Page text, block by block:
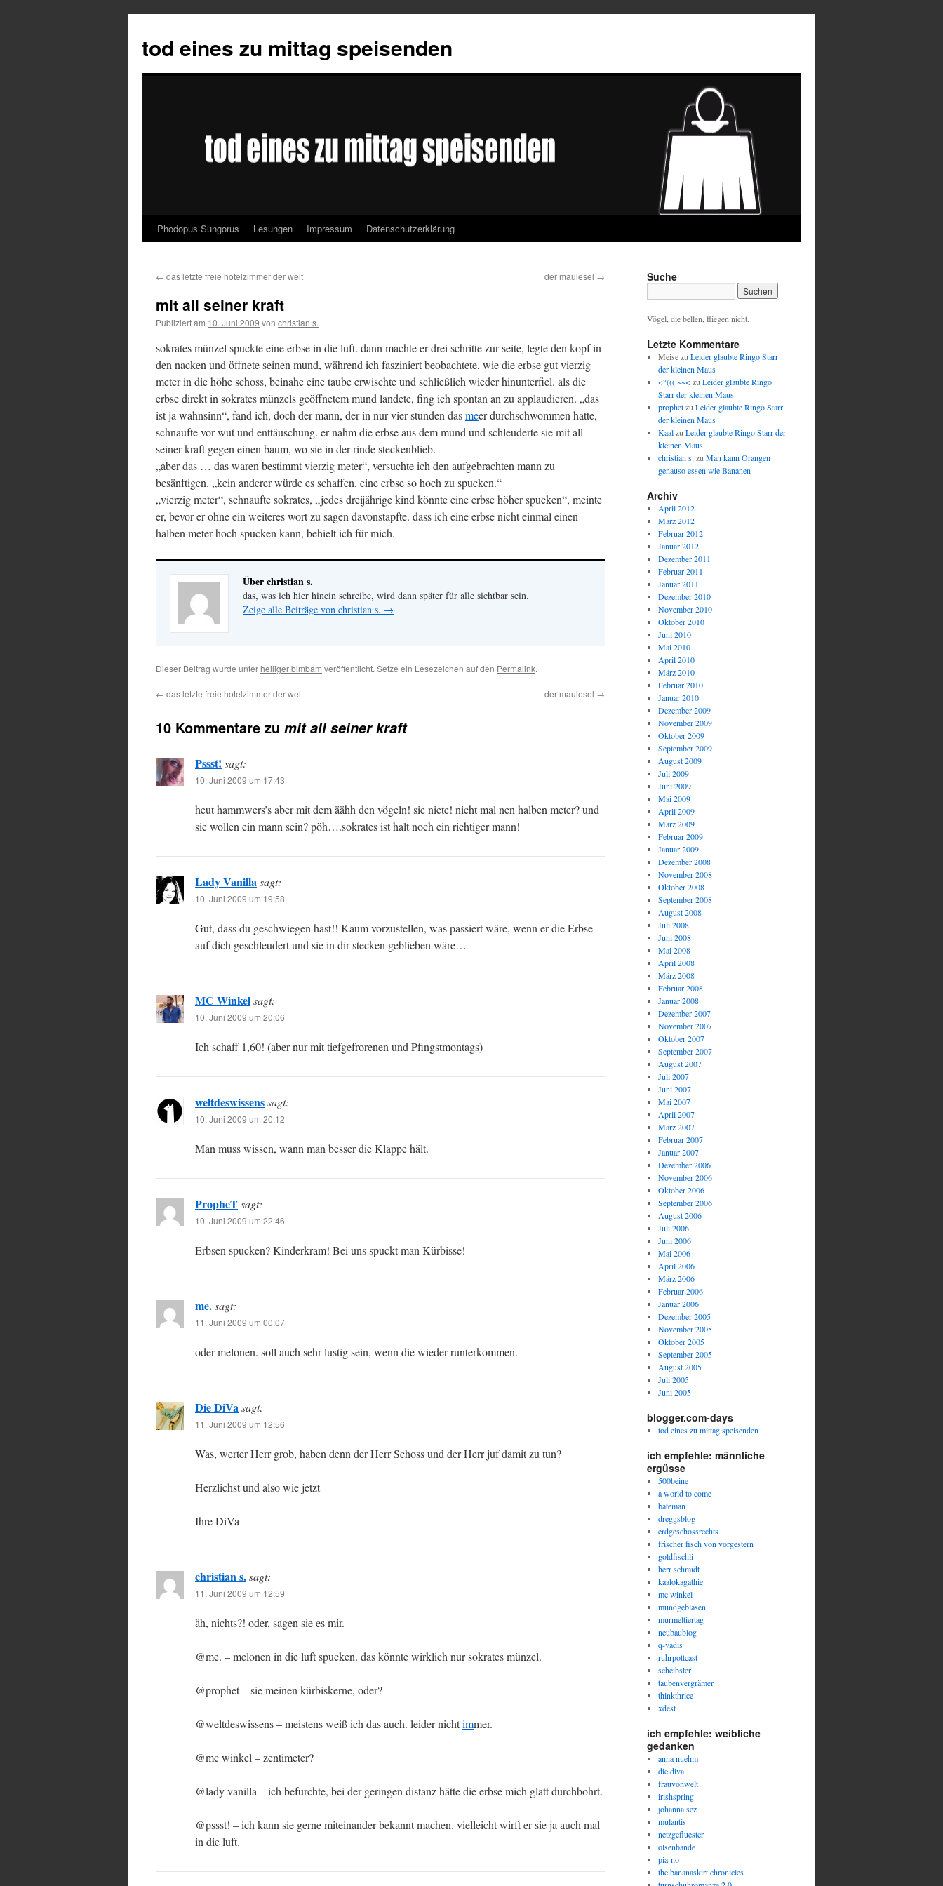
tod eines zu mittag speisenden
Springe
Inhalt
Phodopus Sungorus Lesungen Impressum Datenschutzerklärung
← das letzte freie hotelzimmer der welt der maulesel →
mit all seiner kraft
Publiziert am 10. Juni 2009 von christian s.
sokrates münzel spuckte eine erbse in die luft. dann machte er drei schritte zur seite, legte den kopf in
den nacken und öffnete seinen mund, während ich fasziniert beobachtete, wie die erbse gut vierzig
meter in die höhe schoss, beinahe eine taube erwischte und schließlich wieder hinunterfiel. als die
erbse direkt in sokrates münzels geöffnetem mund landete, fing ich spontan an zu applaudieren. „das
ist ja wahnsinn“, fand ich, doch der mann, der in nur vier stunden dasmeer durchschwommen hatte,
schnaufte vor wut und enttäuschung. er nahm die erbse aus dem mund und schleuderte sie mit all
seiner kraft gegen einen baum, wo sie in der rinde steckenblieb.
„aber das … das waren bestimmt vierzig meter“, versuchte ich den aufgebrachten mann zu
besänftigen. „kein anderer würde es schaffen, eine erbse so hoch zu spucken.“
„vierzig meter“, schnaufte sokrates, „jedes dreijährige kind könnte eine erbse höher spucken“, meinte
er, bevor er ohne ein weiteres wort zu sagen davonstapfte. dass ich eine erbse nicht einmal einen
halben meter hoch spucken kann, behielt ich für mich.
Über christian s.
das, was ich hier hinein schreibe, wird dann später für alle sichtbar sein.
Zeige alle Beiträge von christian s. →
Dieser Beitrag wurde unter heiliger bimbam veröffentlicht. Setze ein Lesezeichen auf den Permalink.
← das letzte freie hotelzimmer der welt der maulesel →
10 Kommentare zu mit all seiner kraft
Pssst! sagt:
10. Juni 2009 um 17:43
heut hammwers’s aber mit dem äähh den vögeln! sie niete! nicht mal nen halben meter? und
sie wollen ein mann sein? pöh….sokrates ist halt noch ein richtiger mann!
Lady Vanillasagt:
10. Juni 2009 um 19:58
Gut, dass du geschwiegen hast!! Kaum vorzustellen, was passiert wäre, wenn er die Erbse
auf dich geschleudert und sie in dir stecken geblieben wäre…
MC Winkelsagt:
10. Juni 2009 um 20:06
Ich schaff 1,60! (aber nur mit tiefgefrorenen und Pfingstmontags)
weltdeswissenssagt:
10. Juni 2009 um 20:12
Man muss wissen, wann man besser die Klappe hält.
PropheTsagt:
10. Juni 2009 um 22:46
Erbsen spucken? Kinderkram! Bei uns spuckt man Kürbisse!
me.sagt:
11. Juni 2009 um 00:07
oder melonen. soll auch sehr lustig sein, wenn die wieder runterkommen.
Die DiVasagt:
11. Juni 2009 um 12:56
Was, werter Herr grob, haben denn der Herr Schoss und der Herr juf damit zu tun?
Herzlichst und also wie jetzt
Ihre DiVa
christian s.sagt:
11. Juni 2009 um 12:59
äh, nichts?! oder, sagen sie es mir.
@me. – melonen in die luft spucken. das könnte wirklich nur sokrates münzel.
@prophet – sie meinen kürbiskerne, oder?
@weltdeswissens – meistens weiß ich das auch. leider nichtimmer.
@mc winkel – zentimeter?
@lady vanilla – ich befürchte, bei der geringen distanz hätte die erbse mich glatt durchbohrt.
@pssst! – ich kann sie gerne miteinander bekannt machen. vielleicht wirft er sie ja auch mal
in die luft.
Suche
Vögel, die bellen, fliegen nicht.
Letzte Kommentare
Meisezu Leider glaubte Ringo Starr
der kleinen Maus
<°((( ~~< zu Leider glaubte Ringo
Starr der kleinen Maus
prophetzu Leider glaubte Ringo Starr
der kleinen Maus
Kaalzu Leider glaubte Ringo Starr der
kleinen Maus
christian s. zu Man kann Orangen
genauso essen wie Bananen
Archiv
April 2012
März 2012
Februar 2012
Januar 2012
Dezember 2011
Februar 2011
Januar 2011
Dezember 2010
November 2010
Oktober 2010
Juni 2010
Mai 2010
April 2010
März 2010
Februar 2010
Januar 2010
Dezember 2009
November 2009
Oktober 2009
September 2009
August 2009
Juli 2009
Juni 2009
Mai 2009
April 2009
März 2009
Februar 2009
Januar 2009
Dezember 2008
November 2008
Oktober 2008
September 2008
August 2008
Juli 2008
Juni 2008
Mai 2008
April 2008
März 2008
Februar 2008
Januar 2008
Dezember 2007
November 2007
Oktober 2007
September 2007
August 2007
Juli 2007
Juni 2007
Mai 2007
April 2007
März 2007
Februar 2007
Januar 2007
Dezember 2006
November 2006
Oktober 2006
September 2006
August 2006
Juli 2006
Juni 2006
Mai 2006
April 2006
März 2006
Februar 2006
Januar 2006
Dezember 2005
November 2005
Oktober 2005
September 2005
August 2005
Juli 2005
Juni 2005
blogger.com-days
tod eines zu mittag speisenden
ich empfehle: männliche
ergüsse
500beine
a world to come
bateman
dreggsblog
erdgeschossrechts
frischer fisch von vorgestern
goldfischli
herr schmidt
kaalokagathie
mc winkel
mundgeblasen
murmeltiertag
neubaublog
q-vadis
ruhrpottcast
scheibster
taubenvergrämer
thinkthrice
xdest
ich empfehle: weibliche
gedanken
anna nuehm
die diva
frauvonwelt
irishspring
johanna sez
mulantis
netzgefluester
olsenbande
pia-no
the bananaskirt chronicles